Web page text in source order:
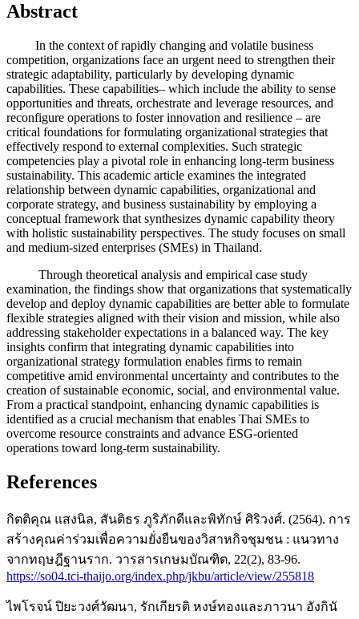
Abstract
In the context of rapidly changing and volatile business
competition, organizations face an urgent need to strengthen their
strategic adaptability, particularly by developing dynamic
capabilities. These capabilities– which include the ability to sense
opportunities and threats, orchestrate and leverage resources, and
reconfigure operations to foster innovation and resilience – are
critical foundations for formulating organizational strategies that
effectively respond to external complexities. Such strategic
competencies play a pivotal role in enhancing long-term business
sustainability. This academic article examines the integrated
relationship between dynamic capabilities, organizational and
corporate strategy, and business sustainability by employing a
conceptual framework that synthesizes dynamic capability theory
with holistic sustainability perspectives. The study focuses on small
and medium-sized enterprises (SMEs) in Thailand.
Through theoretical analysis and empirical case study
examination, the findings show that organizations that systematically
develop and deploy dynamic capabilities are better able to formulate
flexible strategies aligned with their vision and mission, while also
addressing stakeholder expectations in a balanced way. The key
insights confirm that integrating dynamic capabilities into
organizational strategy formulation enables firms to remain
competitive amid environmental uncertainty and contributes to the
creation of sustainable economic, social, and environmental value.
From a practical standpoint, enhancing dynamic capabilities is
identified as a crucial mechanism that enables Thai SMEs to
overcome resource constraints and advance ESG-oriented
operations toward long-term sustainability.
References
กิตติคุณ แสงนิล, สันติธร ภูริภักดีและพิทักษ์ ศิริวงศ์. (2564). การ
สร้างคุณค่าร่วมเพื่อความยั่งยืนของวิสาหกิจชุมชน : แนวทาง
จากทฤษฎีฐานราก. วารสารเกษมบัณฑิต, 22(2), 83-96.
https://so04.tci-thaijo.org/index.php/jkbu/article/view/255818
ไพโรจน์ ปิยะวงศ์วัฒนา, รักเกียรติ หงษ์ทองและภาวนา อังกินั